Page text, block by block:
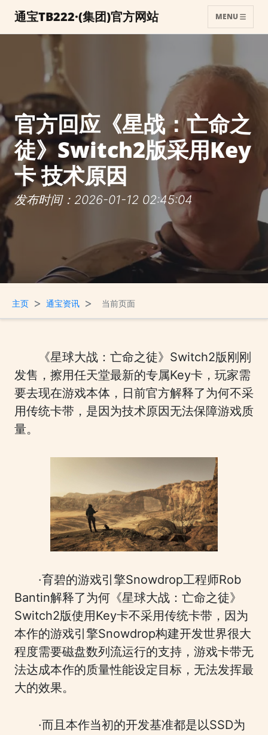
通宝TB222·(集团)官方网站 MENU
官方回应《星战：亡命之
徒》Switch2版采用Key
卡 技术原因
发布时间：2026-01-12 02:45:04
主页 > 通宝资讯 > 当前页面
《星球大战：亡命之徒》Switch2版刚刚
发售，擦用任天堂最新的专属Key卡，玩家需
要去现在游戏本体，日前官方解释了为何不采
用传统卡带，是因为技术原因无法保障游戏质
量。
·育碧的游戏引擎Snowdrop工程师Rob
Bantin解释了为何《星球大战：亡命之徒》
Switch2版使用Key卡不采用传统卡带，因为
本作的游戏引擎Snowdrop构建开发世界很大
程度需要磁盘数列流运行的支持，游戏卡带无
法达成本作的质量性能设定目标，无法发挥最
大的效果。
·而且本作当初的开发基准都是以SSD为